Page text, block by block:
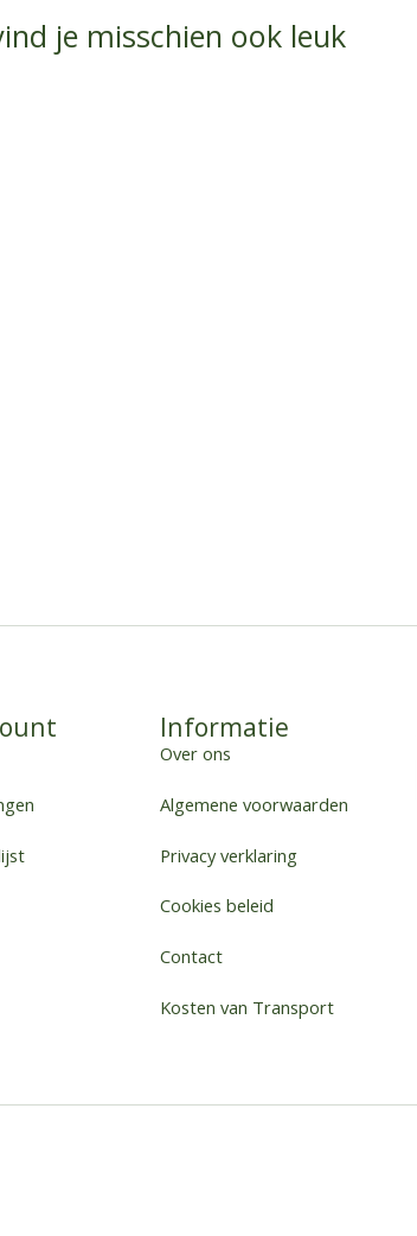
je misschien ook leuk
Informatie
Over ons
Algemene voorwaarden
Privacy verklaring
Cookies beleid
Contact
Kosten van Transport